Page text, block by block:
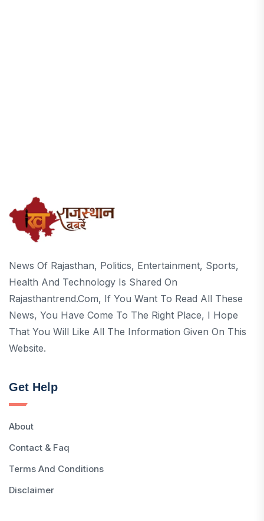
News Of Rajasthan, Politics, Entertainment, Sports,
Health And Technology Is Shared On
Rajasthantrend.com, If You Want To Read All These
News, You Have Come To The Right Place, I Hope
That You Will Like All The Information Given On This
Website.
Get Help
About
Contact & Faq
Terms And Conditions
Disclaimer